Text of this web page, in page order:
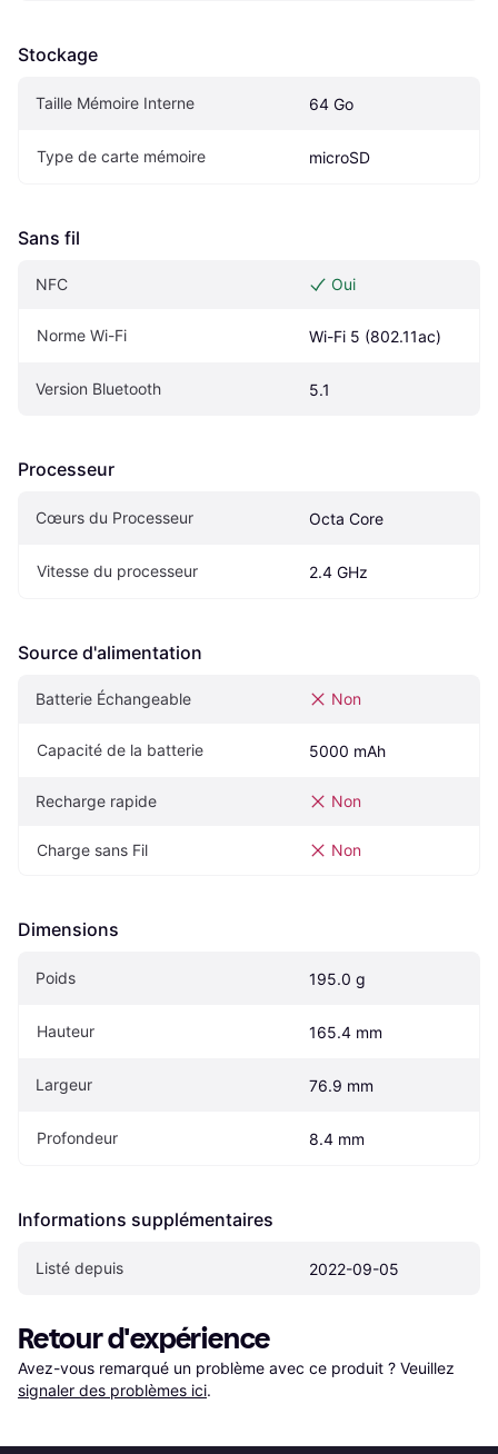
Stockage
Taille Mémoire Interne 64 Go
Type de carte mémoire microSD
Sans fil
NFC Oui
Norme Wi-Fi Wi-Fi 5 (802.11ac)
Version Bluetooth 5.1
Processeur
Cœurs du Processeur Octa Core
Vitesse du processeur 2.4 GHz
Source d'alimentation
Batterie Échangeable Non
Capacité de la batterie 5000 mAh
Recharge rapide Non
Charge sans Fil Non
Dimensions
Poids 195.0 g
Hauteur 165.4 mm
Largeur 76.9 mm
Profondeur 8.4 mm
Informations supplémentaires
Listé depuis 2022-09-05
Retour d'expérience
Avez-vous remarqué un problème avec ce produit ? Veuillez
signaler des problèmes ici.